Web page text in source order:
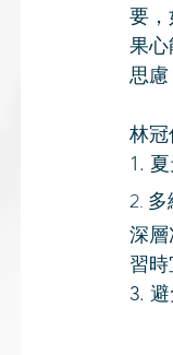
要，
果
思慮
林
1.
2.
深
習
3.